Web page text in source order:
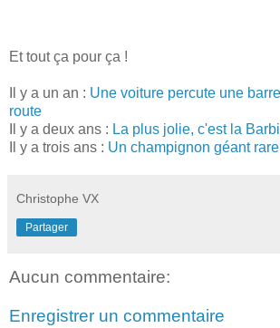
Et tout ça pour ça !
Il y a un an : Une voiture percute une
route
Il y a deux ans : La plus jolie, c'est la
Il y a trois ans : Un champignon géant rare
Christophe VX
Partager
Aucun commentaire:
Enregistrer un commentaire